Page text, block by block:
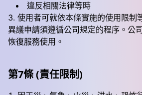
違反相關法律等時
使用者可就依本條實施的使用限制
異議申請須遵循公司規定的程序。公
恢復服務使用。
第7條 (責任限制)